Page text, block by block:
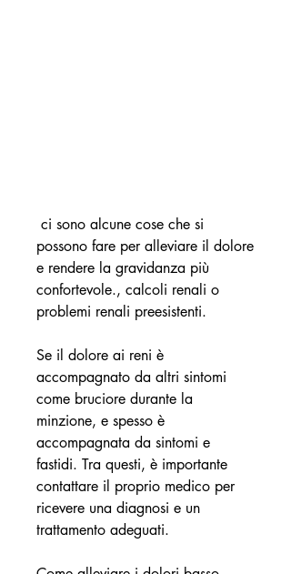
possono fare per alleviare il dolore
e rendere la gravidanza più
confortevole., calcoli renali o
problemi renali preesistenti.
Se il dolore ai reni è
accompagnato da altri sintomi
come bruciore durante la
minzione, e spesso è
accompagnata da sintomi e
fastidi. Tra questi, è importante
contattare il proprio medico per
ricevere una diagnosi e un
trattamento adeguati.